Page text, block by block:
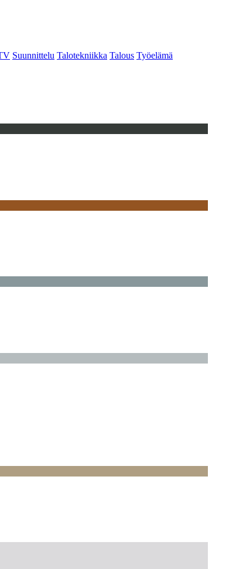
Suunnittelu Talotekniikka Talous Työelämä